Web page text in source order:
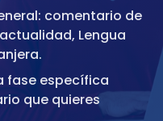
comentario de
Lengua
fase específica
que quieres